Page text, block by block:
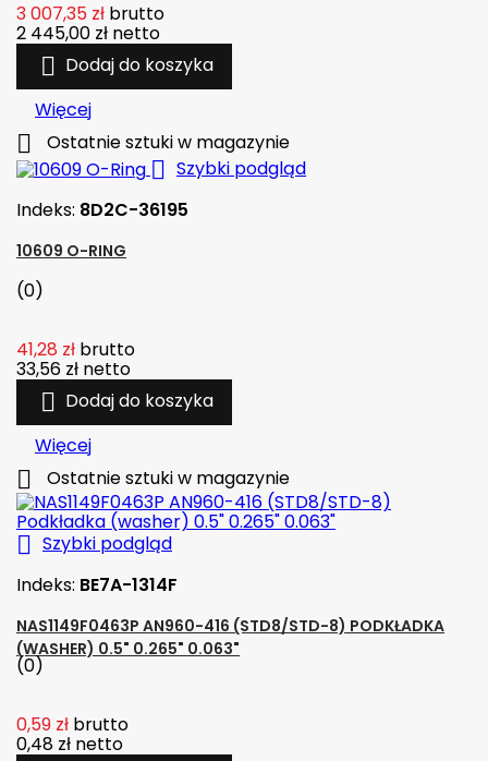
3 007,35 zł brutto
2 445,00 zł netto
 Dodaj do koszyka
Więcej
 Ostatnie sztuki w magazynie
 Szybki podgląd
Indeks: 8D2C-36195
10609 O-RING
(0)
41,28 zł brutto
33,56 zł netto
 Dodaj do koszyka
Więcej
 Ostatnie sztuki w magazynie
 Szybki podgląd
Indeks: BE7A-1314F
NAS1149F0463P AN960-416 (STD8/STD-8) PODKŁADKA
(WASHER) 0.5" 0.265" 0.063"
(0)
0,59 zł brutto
0,48 zł netto